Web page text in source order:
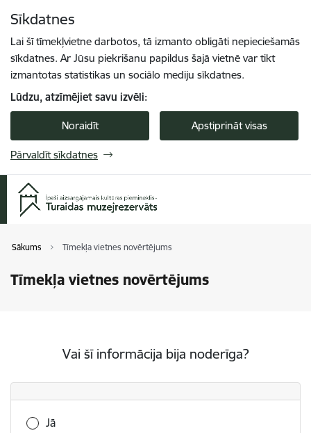
Sīkdatnes
Lai šī tīmekļvietne darbotos, tā izmanto obligāti nepieciešamās
sīkdatnes. Ar Jūsu piekrišanu papildus šajā vietnē var tikt
izmantotas statistikas un sociālo mediju sīkdatnes.
Lūdzu, atzīmējiet savu izvēli:
Noraidīt Apstiprināt visas
Pārvaldīt sīkdatnes
Sākums Tīmekļa vietnes novērtējums
Tīmekļa vietnes novērtējums
Vai šī informācija bija noderīga?
Vai šī informācija bija noderīga?
Jā